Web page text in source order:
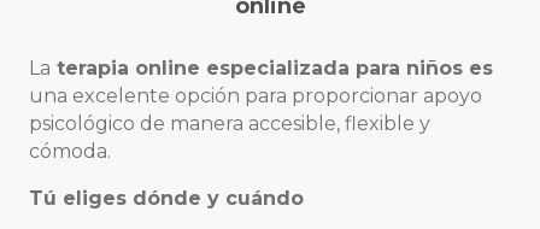
online
La terapia online especializada para niños es
una excelente opción para proporcionar apoyo
psicológico de manera accesible, flexible y
cómoda.
Tú eliges dónde y cuándo